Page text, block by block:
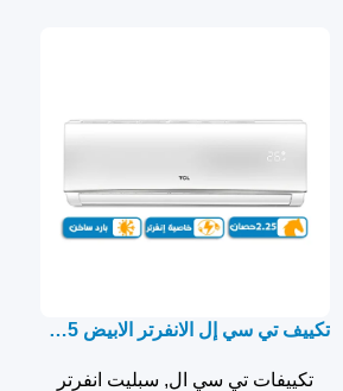
تكييف تي سي إل الانفرتر الابيض 2.25 حصان بارد ساخن – سبليت
تكييفات تي سي ال, سبليت انفرتر